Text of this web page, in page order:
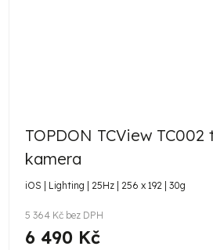
TOPDON TCView
kamera
iOS | Lighting | 25Hz | 256 x 192 | 30g
5 364 Kč bez DPH
6 490 Kč